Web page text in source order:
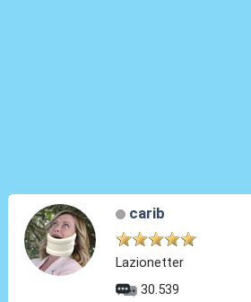
carib
Lazionetter
30.539